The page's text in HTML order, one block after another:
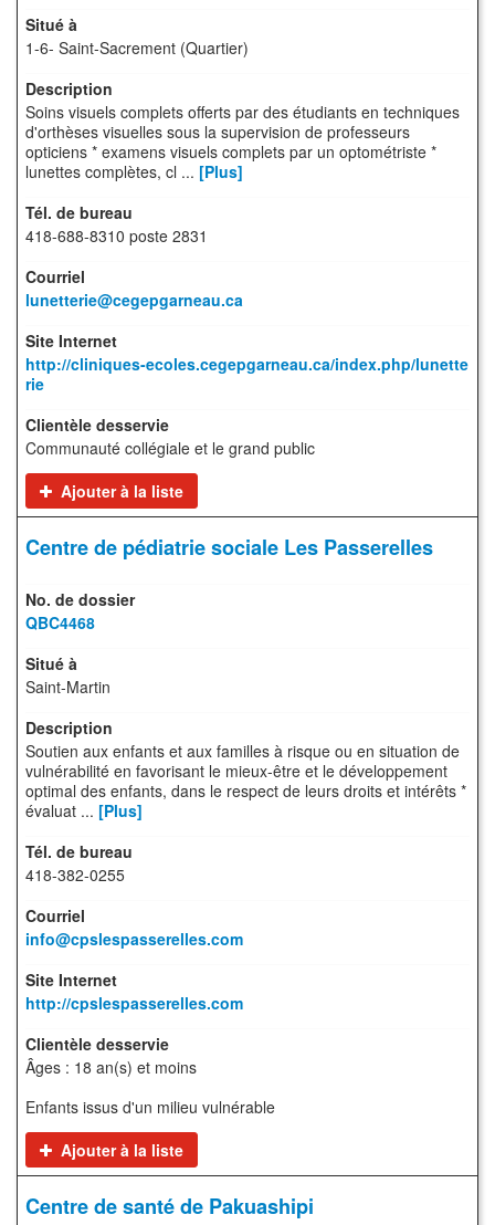
1-6- Saint-Sacrement (Quartier)
Soins visuels complets offerts par des étudiants en techniques
d'orthèses visuelles sous la supervision de professeurs
opticiens * examens visuels complets par un optométriste *
lunettes complètes, cl ... [Plus]
418-688-8310 poste 2831
lunetterie@cegepgarneau.ca
http://cliniques-ecoles.cegepgarneau.ca/index.php/lunette
rie
Communauté collégiale et le grand public
Ajouter à la liste
Centre de pédiatrie sociale Les Passerelles
QBC4468
Saint-Martin
Soutien aux enfants et aux familles à risque ou en situation de
vulnérabilité en favorisant le mieux-être et le développement
optimal des enfants, dans le respect de leurs droits et intérêts *
évaluat ... [Plus]
418-382-0255
info@cpslespasserelles.com
http://cpslespasserelles.com
Âges : 18 an(s) et moins
Enfants issus d'un milieu vulnérable
Ajouter à la liste
Centre de santé de Pakuashipi